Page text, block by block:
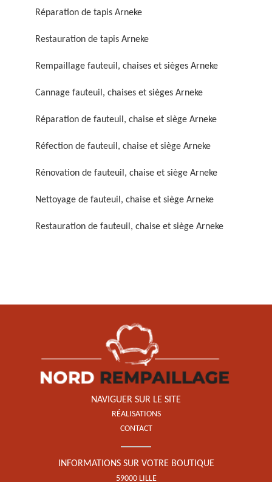
Réparation de fauteuil,
Rénovation de fauteuil,
chaise et siège 59
Nettoyage de fauteuil,
chaise et siège 59
Restauration de fauteuil,
chaise et siège 59
Réparation de tapis Arneke
Restauration de tapis Arneke
Rempaillage fauteuil, chaises et sièges Arneke
Cannage fauteuil, chaises et sièges Arneke
Réparation de fauteuil, chaise et siège Arneke
Réfection de fauteuil, chaise et siège Arneke
Rénovation de fauteuil, chaise et siège Arneke
Nettoyage de fauteuil, chaise et siège Arneke
Restauration de fauteuil, chaise et siège Arneke
NAVIGUER SUR LE SITE
RÉALISATIONS
CONTACT
INFORMATIONS SUR VOTRE BOUTIQUE
59000 LILLE